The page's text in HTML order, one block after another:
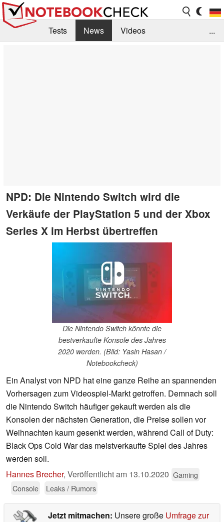
Tests News
Videos
...
NPD: Die Nintendo Switch wird die
Verkäufe der PlayStation 5 und der Xbox
Series X im Herbst übertreffen
Die Nintendo Switch könnte die
bestverkaufte Konsole des Jahres
2020 werden. (Bild: Yasin Hasan /
Notebookcheck)
Ein Analyst von NPD hat eine ganze Reihe an spannenden
Vorhersagen zum Videospiel-Markt getroffen. Demnach soll
die Nintendo Switch häufiger gekauft werden als die
Konsolen der nächsten Generation, die Preise sollen vor
Weihnachten kaum gesenkt werden, während Call of Duty:
Black Ops Cold War das meistverkaufte Spiel des Jahres
werden soll.
Hannes Brecher, Veröffentlicht am 13.10.2020 Gaming
Console
Leaks / Rumors
Jetzt mitmachen: Unsere große Umfrage zur